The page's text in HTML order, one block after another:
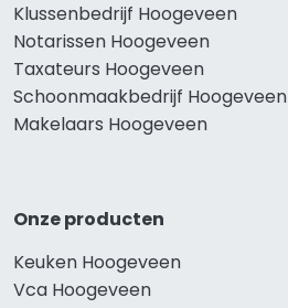
Klussenbedrijf Hoogeveen
Notarissen Hoogeveen
Taxateurs Hoogeveen
Schoonmaakbedrijf Hoogeveen
Makelaars Hoogeveen
Onze producten
Keuken Hoogeveen
Vca Hoogeveen